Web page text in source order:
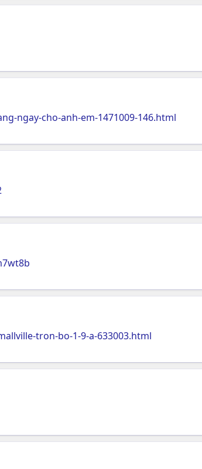
ngay-cho-anh-em-1471009-146.html
tron-bo-1-9-a-633003.html